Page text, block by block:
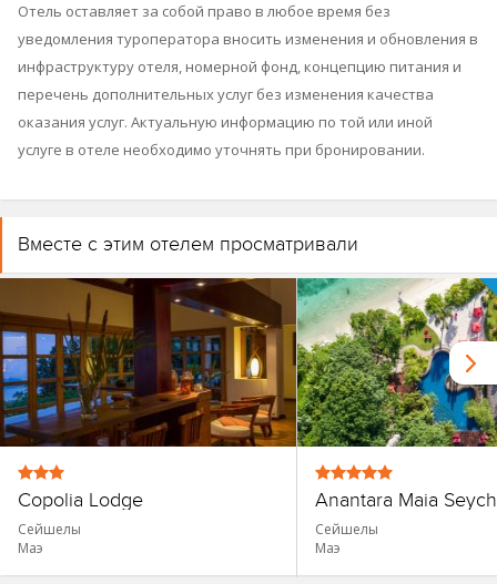
Отель оставляет за собой право в любое время без
уведомления туроператора вносить изменения и обновления в
инфраструктуру отеля, номерной фонд, концепцию питания и
перечень дополнительных услуг без изменения качества
оказания услуг. Актуальную информацию по той или иной
услуге в отеле необходимо уточнять при бронировании.
Вместе с этим отелем просматривали
Copolia Lodge
Сейшелы
Маэ
Сейшелы
Маэ